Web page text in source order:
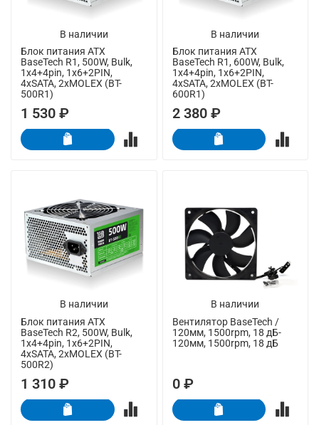
В наличии
Блок питания ATX
BaseTech R1, 500W, Bulk,
1x4+4pin, 1x6+2PIN,
4xSATA, 2xMOLEX (BT-
500R1)
1 530 ₽
В наличии
Блок питания ATX
BaseTech R1, 600W, Bulk,
1x4+4pin, 1x6+2PIN,
4xSATA, 2xMOLEX (BT-
600R1)
2 380 ₽
В наличии
Блок питания ATX
BaseTech R2, 500W, Bulk,
1x4+4pin, 1x6+2PIN,
4xSATA, 2xMOLEX (BT-
500R2)
1 310 ₽
В наличии
Вентилятор BaseTech /
120мм, 1500rpm, 18 дБ-
120мм, 1500rpm, 18 дБ
0 ₽